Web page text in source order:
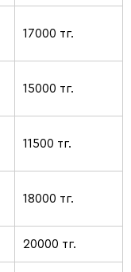
17000 тг.
15000 тг.
11500 тг.
18000 тг.
20000 тг.